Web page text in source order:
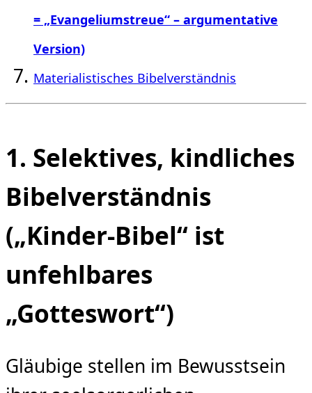
= „Evangeliumstreue“ – argumentative
Version)
Materialistisches Bibelverständnis
1. Selektives, kindliches
Bibelverständnis
(„Kinder-Bibel“ ist
unfehlbares
„Gotteswort“)
Gläubige stellen im Bewusstsein